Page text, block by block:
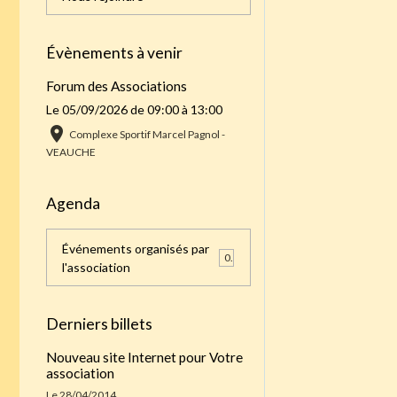
Évènements à venir
Forum des Associations
Le 05/09/2026de 09:00à 13:00
Complexe Sportif Marcel Pagnol -
VEAUCHE
Agenda
Événements organisés par
l'association
Derniers billets
Nouveau site Internet pour Votre
association